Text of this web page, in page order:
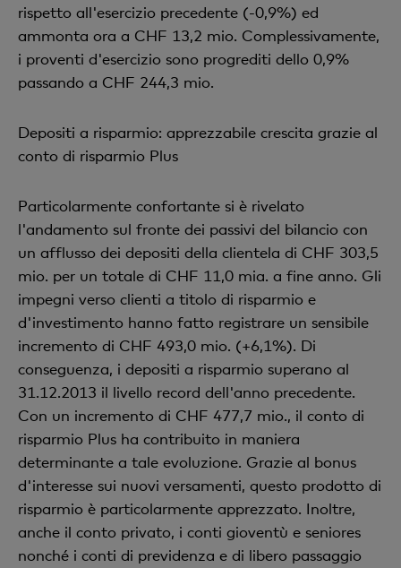
rispetto all'esercizio precedente (-0,9%) ed
ammonta ora a CHF 13,2 mio. Complessivamente,
i proventi d'esercizio sono progrediti dello 0,9%
passando a CHF 244,3 mio.
Depositi a risparmio: apprezzabile crescita grazie al
conto di risparmio Plus
Particolarmente confortante si è rivelato
l'andamento sul fronte dei passivi del bilancio con
un afflusso dei depositi della clientela di CHF 303,5
mio. per un totale di CHF 11,0 mia. a fine anno. Gli
impegni verso clienti a titolo di risparmio e
d'investimento hanno fatto registrare un sensibile
incremento di CHF 493,0 mio. (+6,1%). Di
conseguenza, i depositi a risparmio superano al
31.12.2013 il livello record dell'anno precedente.
Con un incremento di CHF 477,7 mio., il conto di
risparmio Plus ha contribuito in maniera
determinante a tale evoluzione. Grazie al bonus
d'interesse sui nuovi versamenti, questo prodotto di
risparmio è particolarmente apprezzato. Inoltre,
anche il conto privato, i conti gioventù e seniores
nonché i conti di previdenza e di libero passaggio